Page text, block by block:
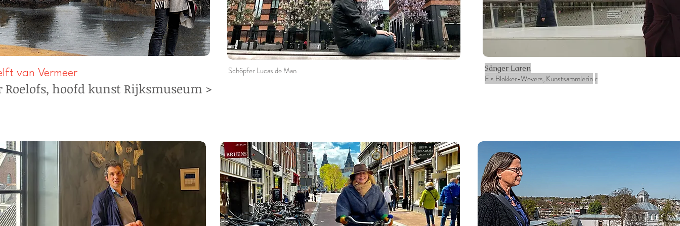
van Vermeer
Roelofs, hoofd kunst Rijksmuseum >
Schöpfer Lucas de Man Sänger Laren
Els Blokker-Wevers, Kunstsammlerin r